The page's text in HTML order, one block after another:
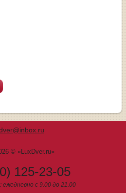
© «LuxDver.ru»
125-23-05
с 9.00 до 21.00